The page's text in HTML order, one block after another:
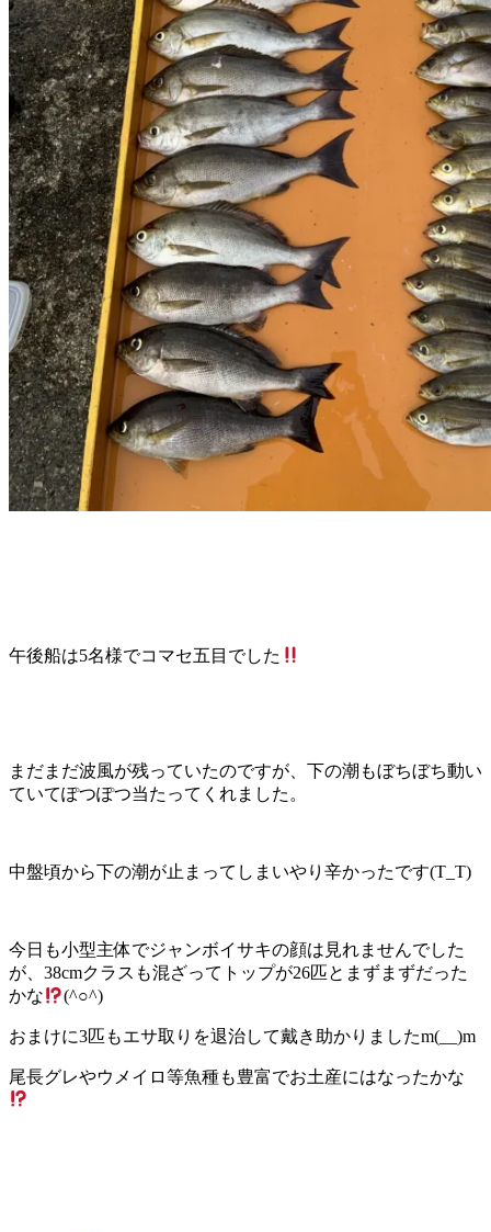
午後船は5名様でコマセ五目でした
まだまだ波風が残っていたのですが、下の潮もぼちぼち動い
ていてぽつぽつ当たってくれました。
中盤頃から下の潮が止まってしまいやり辛かったです(T_T)
今日も小型主体でジャンボイサキの顔は見れませんでした
が、38cmクラスも混ざってトップが26匹とまずまずだった
かな
(^○^)
おまけに3匹もエサ取りを退治して戴き助かりましたm(__)m
尾長グレやウメイロ等魚種も豊富でお土産にはなったかな